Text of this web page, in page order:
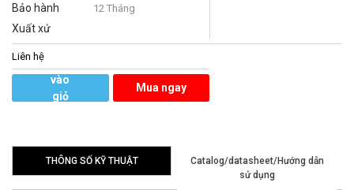
Bảo hành 12 Tháng
Xuất xứ
Liên hệ
vào
giỏ
Mua ngay
THÔNG SỐ KỸ THUẬT
Catalog/datasheet/Hướng dẫn
sử dụng